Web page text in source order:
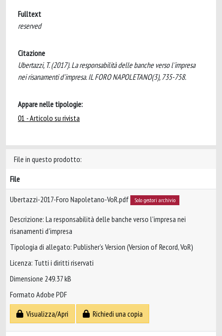
Fulltext
reserved
Citazione
Ubertazzi, T. (2017). La responsabilità delle banche verso l'impresa
nei risanamenti d'impresa. IL FORO NAPOLETANO(3), 735-758.
Appare nelle tipologie:
01 - Articolo su rivista
File in questo prodotto:
File
Ubertazzi-2017-Foro Napoletano-VoR.pdf Solo gestori archivio
Descrizione: La responsabilità delle banche verso l'impresa nei
risanamenti d'impresa
Tipologia di allegato: Publisher’s Version (Version of Record, VoR)
Licenza: Tutti i diritti riservati
Dimensione 249.37 kB
Formato Adobe PDF
Visualizza/Apri
Richiedi una copia